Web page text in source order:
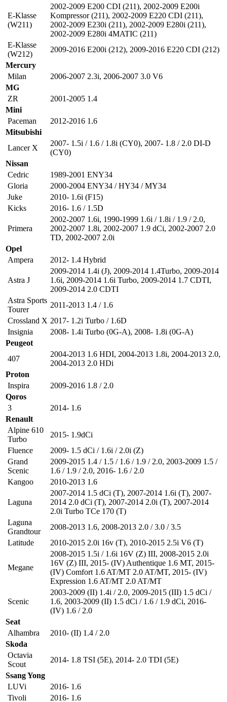
E-Klasse
(W211)
2002-2009 E200 CDI (211), 2002-2009 E200i
Kompressor (211), 2002-2009 E220 CDI (211),
2002-2009 E230i (211), 2002-2009 E280i (211),
2002-2009 E280i 4MATIC (211)
E-Klasse
(W212)
2009-2016 E200i (212), 2009-2016 E220 CDI (212)
Mercury
Milan
2006-2007 2.3i, 2006-2007 3.0 V6
MG
ZR
2001-2005 1.4
Mini
Paceman
2012-2016 1.6
Mitsubishi
Lancer X
2007- 1.5i / 1.6 / 1.8i (CY0), 2007- 1.8 / 2.0 DI-D
(CY0)
Nissan
Cedric
1989-2001 ENY34
Gloria
2000-2004 ENY34 / HY34 / MY34
Juke
2010- 1.6i (F15)
Kicks
2016- 1.6 / 1.5D
Primera
2002-2007 1.6i, 1990-1999 1.6i / 1.8i / 1.9 / 2.0,
2002-2007 1.8i, 2002-2007 1.9 dCi, 2002-2007 2.0
TD, 2002-2007 2.0i
Opel
Ampera
2012- 1.4 Hybrid
Astra J
2009-2014 1.4i (J), 2009-2014 1.4Turbo, 2009-2014
1.6i, 2009-2014 1.6i Turbo, 2009-2014 1.7 CDTI,
2009-2014 2.0 CDTI
Astra Sports
Tourer
2011-2013 1.4 / 1.6
Crossland X 2017- 1.2i Turbo / 1.6D
Insignia
2008- 1.4i Turbo (0G-A), 2008- 1.8i (0G-A)
Peugeot
407
2004-2013 1.6 HDI, 2004-2013 1.8i, 2004-2013 2.0,
2004-2013 2.0 HDi
Proton
Inspira
2009-2016 1.8 / 2.0
Qoros
3
2014- 1.6
Renault
Alpine 610
Turbo
2015- 1.9dCi
Fluence
2009- 1.5 dCi / 1.6i / 2.0i (Z)
Grand
Scenic
2009-2015 1.4 / 1.5 / 1.6 / 1.9 / 2.0, 2003-2009 1.5 /
1.6 / 1.9 / 2.0, 2016- 1.6 / 2.0
Kangoo
2010-2013 1.6
Laguna
2007-2014 1.5 dCi (T), 2007-2014 1.6i (T), 2007-
2014 2.0 dCi (T), 2007-2014 2.0i (T), 2007-2014
2.0i Turbo TCe 170 (T)
Laguna
Grandtour
2008-2013 1.6, 2008-2013 2.0 / 3.0 / 3.5
Latitude
2010-2015 2.0i 16v (T), 2010-2015 2.5i V6 (T)
Megane
2008-2015 1.5i / 1.6i 16V (Z) III, 2008-2015 2.0i
16V (Z) III, 2015- (IV) Authentique 1.6 MT, 2015-
(IV) Comfort 1.6 AT/MT 2.0 AT/MT, 2015- (IV)
Expression 1.6 AT/MT 2.0 AT/MT
Scenic
2003-2009 (II) 1.4i / 2.0, 2009-2015 (III) 1.5 dCi /
1.6, 2003-2009 (II) 1.5 dCi / 1.6 / 1.9 dCi, 2016-
(IV) 1.6 / 2.0
Seat
Alhambra
2010- (II) 1.4 / 2.0
Skoda
Octavia
Scout
2014- 1.8 TSI (5E), 2014- 2.0 TDI (5E)
Ssang Yong
LUVi
2016- 1.6
Tivoli
2016- 1.6